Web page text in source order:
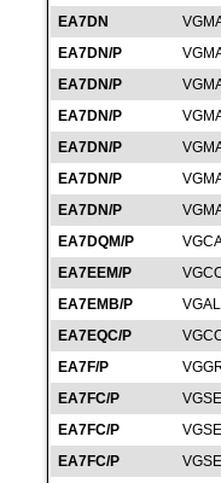
EA7DN
EA7DN/P
EA7DN/P
EA7DN/P
EA7DN/P
EA7DN/P
EA7DN/P
EA7DQM/P
EA7EEM/P
EA7EMB/P
EA7EQC/P
EA7F/P
EA7FC/P
EA7FC/P
EA7FC/P